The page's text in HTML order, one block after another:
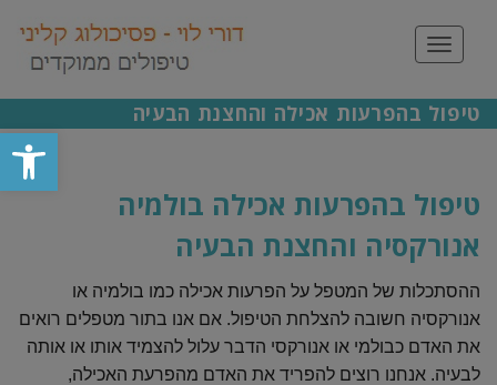
פתח
תפריט
טיפול בהפרעות אכילה והחצנת הבעיה
טיפול בהפרעות אכילה בולמיה
אנורקסיה והחצנת הבעיה
ההסתכלות של המטפל על הפרעות אכילה כמו בולמיה או
אנורקסיה חשובה להצלחת הטיפול. אם אנו בתור מטפלים רואים
את האדם כבולמי או אנורקסי הדבר עלול להצמיד אותו או אותה
לבעיה. אנחנו רוצים להפריד את האדם מהפרעת האכילה,